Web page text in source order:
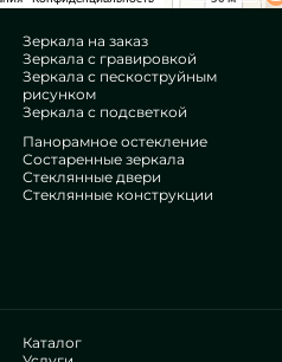
Зеркала на заказ
Зеркала с гравировкой
Зеркала с пескоструйным
рисунком
Зеркала с подсветкой
Панорамное остекление
Состаренные зеркала
Стеклянные двери
Стеклянные конструкции
Каталог